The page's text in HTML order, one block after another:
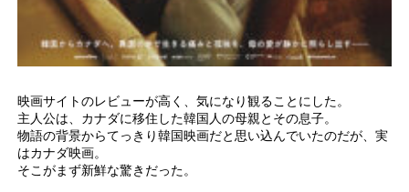
映画サイトのレビューが高く、気になり観ることにした。
主人公は、カナダに移住した韓国人の母親とその息子。
物語の背景からてっきり韓国映画だと思い込んでいたのだが、実
はカナダ映画。
そこがまず新鮮な驚きだった。